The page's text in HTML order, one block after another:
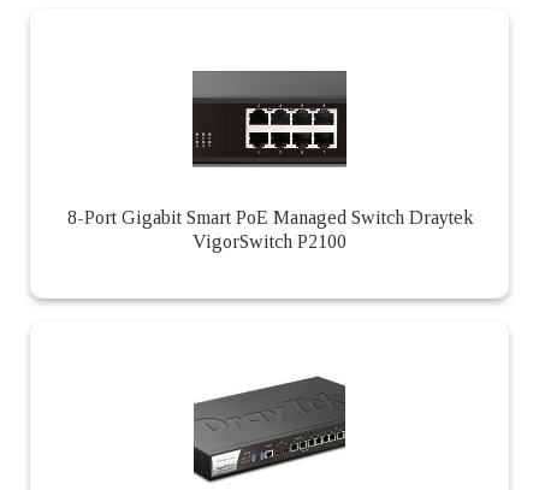
8-Port Gigabit Smart PoE Managed Switch Draytek
VigorSwitch P2100